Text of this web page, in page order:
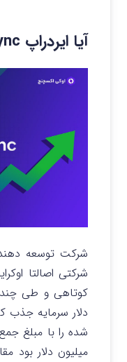
آیا ایردراپ zkSync سودآور است؟
شرکت توسعه
شرکتی اصالتا
دلار سرمایه
میلیون دلار بود